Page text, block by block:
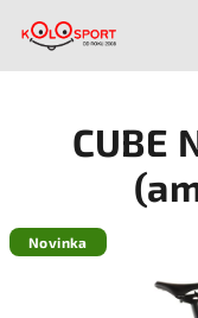
CUBE
Novinka